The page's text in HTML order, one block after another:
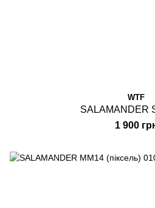
WTF
SALAMANDER
1 900